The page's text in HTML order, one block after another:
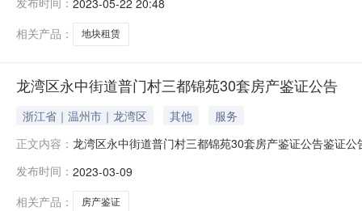
日期：2023-05-09所有权人：温州市龙湾区永中街道普
相关产品：
地块租赁
龙湾区永中街道普门村三都锦苑30套房产鉴证公告
浙江省｜温州市｜龙湾区 其他
服务
正文内容： 龙湾区永中街道普门村三都锦苑30套房产鉴证公告鉴证
交易双方需同时向有关职能部门出具该鉴证书才可办理
该鉴证书将作废无效；或有相关主体提出在产权交易
发布时间： 2023-03-09
相关产品：
房产鉴证